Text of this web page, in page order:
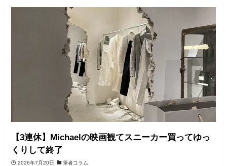
【3連休】Michaelの映画観てスニーカー買ってゆっ
くりして終了
2026年7月20日 筆者コラム